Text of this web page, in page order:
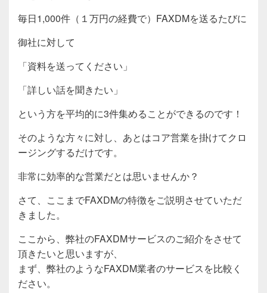
毎日1,000件（１万円の経費で）FAXDMを送るたびに
御社に対して
「資料を送ってください」
「詳しい話を聞きたい」
という方を平均的に3件集めることができるのです！
そのような方々に対し、あとはコア営業を掛けてクロ
ージングするだけです。
非常に効率的な営業だとは思いませんか？
さて、ここまでFAXDMの特徴をご説明させていただ
きました。
ここから、弊社のFAXDMサービスのご紹介をさせて
頂きたいと思いますが、
まず、弊社のようなFAXDM業者のサービスを比較く
ださい。